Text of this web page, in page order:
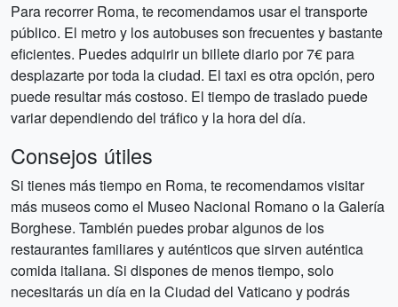
Para recorrer Roma, te recomendamos usar el transporte
público. El metro y los autobuses son frecuentes y bastante
eficientes. Puedes adquirir un billete diario por 7€ para
desplazarte por toda la ciudad. El taxi es otra opción, pero
puede resultar más costoso. El tiempo de traslado puede
variar dependiendo del tráfico y la hora del día.
Consejos útiles
Si tienes más tiempo en Roma, te recomendamos visitar
más museos como el Museo Nacional Romano o la Galería
Borghese. También puedes probar algunos de los
restaurantes familiares y auténticos que sirven auténtica
comida italiana. Si dispones de menos tiempo, solo
necesitarás un día en la Ciudad del Vaticano y podrás